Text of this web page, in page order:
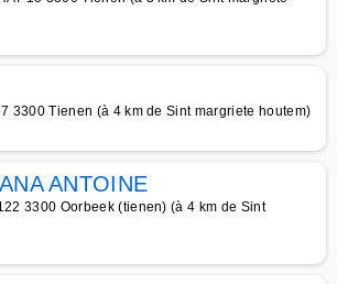
3300 Tienen (à 4 km de Sint margriete houtem)
ANTOINE
3300 Oorbeek (tienen) (à 4 km de Sint